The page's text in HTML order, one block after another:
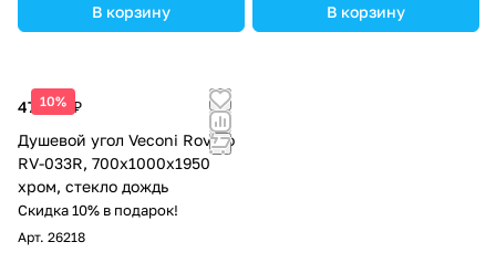
В корзину В корзину
10%
47 026 ₽
Душевой угол Veconi Rovigo
RV-033R, 700х1000х1950
хром, стекло дождь
Скидка 10% в подарок!
Арт. 26218